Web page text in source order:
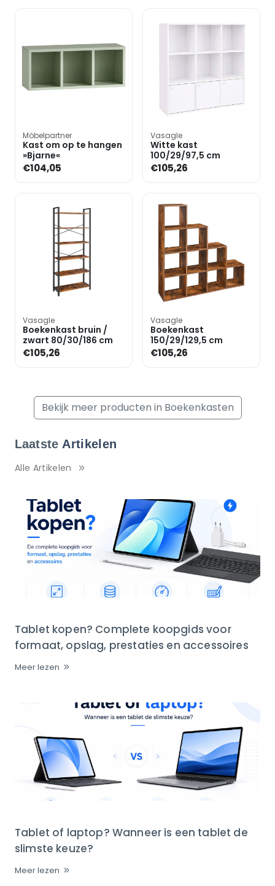
Möbelpartner
Kast om op te hangen
»Bjarne«
€104,05
Vasagle
Witte kast
100/29/97,5 cm
€105,26
Vasagle
Boekenkast bruin /
zwart 80/30/186 cm
€105,26
Vasagle
Boekenkast
150/29/129,5 cm
€105,26
Bekijk meer producten in Boekenkasten
Laatste Artikelen
Alle Artikelen
Tablet kopen? Complete koopgids voor
formaat, opslag, prestaties en accessoires
Meer lezen
Tablet of laptop? Wanneer is een tablet de
slimste keuze?
Meer lezen